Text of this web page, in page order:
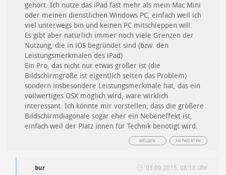
gehört. Ich nutze das iPad fast mehr als mein Mac Mini
oder meinen dienstlichen Windows PC, einfach weil ich
viel unterwegs bin und keinen PC mitschleppen will.
Es gibt aber natürlich immer noch viele Grenzen der
Nutzung, die in iOS begründet sind (bzw. den
Leistungsmerkmalen des iPad)
Ein Pro, das nicht nur etwas größer ist (die
Bildschirmgröße ist eigentlich selten das Problem)
sondern insbesondere Leistungsmerkmale hat, das ein
vollwertiges OSX möglich wird, wäre wirklich
interessant. Ich könnte mir vorstellen, dass die größere
Bildschirmdiagonale sogar eher ein Nebeneffekt ist,
einfach weil der Platz innen für Technik benötigt wird.
ANTWORTEN
MELDEN
bur 03.09.2015, 08:18 Uhr